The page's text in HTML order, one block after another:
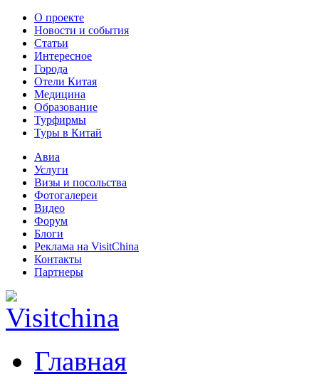
О проекте
Новости и события
Статьи
Интересное
Города
Отели Китая
Медицина
Образование
Турфирмы
Туры в Китай
Авиа
Услуги
Визы и посольства
Фотогалереи
Видео
Форум
Блоги
Реклама на VisitChina
Контакты
Партнеры
Главная